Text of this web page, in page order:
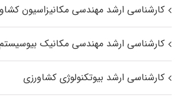
کارشناسی ارشد مهندسی مکانیزاسیون
کارشناسی ارشد مهندسی مکانیک
کارشناسی ارشد بیوتکنولوژی کشاورزی